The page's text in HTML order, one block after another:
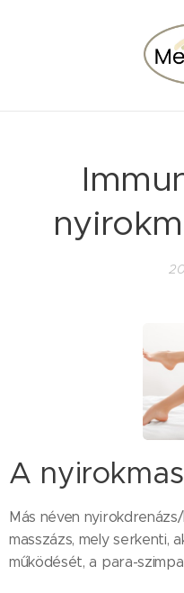
A
Más néven
masszázs, mely serkenti,
működését, a para-